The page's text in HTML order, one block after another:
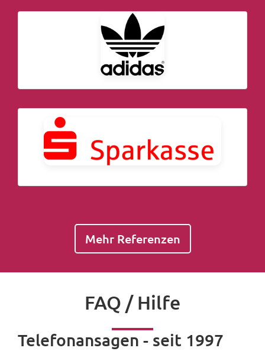
Mehr Referenzen
FAQ / Hilfe
Telefonansagen - seit 1997